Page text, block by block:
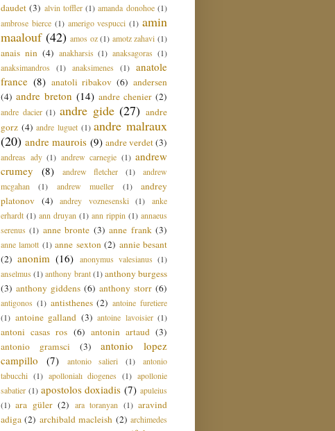
daudet (3) alvin toffler (1) amanda donohoe (1)
ambrose bierce (1) amerigo vespucci (1) amin
maalouf (42) amos oz (1) amotz zahavi (1)
anais nin (4) anakharsis (1) anaksagoras (1)
anaksimandros
(1) anaksimenes (1) anatole
france (8) anatoli ribakov (6) andersen
(4) andre breton (14) andre chenier (2)
andre dacier (1) andre gide (27) andre
gorz (4) andre luguet (1) andre malraux
(20) andre maurois (9) andre verdet(3)
andreas ady (1) andrew carnegie (1) andrew
crumey
(8) andrew fletcher (1)
andrew
mcgahan
(1) andrew mueller (1)
andrey
platonov (4) andrey voznesenski (1)
anke
erhardt (1) ann druyan (1) ann rippin (1) annaeus
serenus (1) anne bronte (3) anne frank (3)
anne lamott (1) anne sexton (2) annie besant
(2) anonim (16) anonymus valesianus (1)
anselmus (1) anthony brant (1) anthony burgess
(3) anthony giddens (6) anthony storr (6)
antigonos (1) antisthenes (2) antoine furetiere
(1) antoine galland (3) antoine lavoisier (1)
antoni casas ros (6) antonin artaud (3)
antonio gramsci
(3)
antonio lopez
campillo
(7) antonio salieri (1)
antonio
tabucchi (1) apollonialı diogenes (1) apollonie
sabatier (1) apostolos doxiadis (7) apuleius
(1) ara güler (2) ara toranyan (1) aravind
adiga (2) archibald macleish (2) archimedes